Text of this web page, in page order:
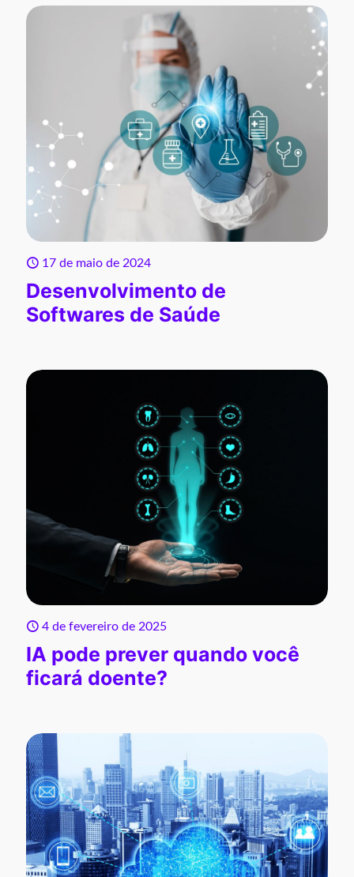
17 de maio de 2024
Desenvolvimento de
Softwares de Saúde
4 de fevereiro de 2025
IA pode prever quando você
ficará doente?